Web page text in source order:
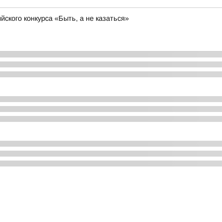
конкурса «Быть, а не казаться»